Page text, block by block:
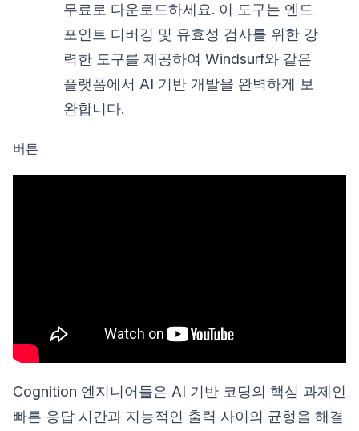
무료로 다운로드하세요. 이 도구는 엔드
포인트 디버깅 및 유효성 검사를 위한 강
력한 도구를 제공하여 Windsurf와 같은
플랫폼에서 AI 기반 개발을 완벽하게 보
완합니다.
버튼
Cognition 엔지니어들은 AI 기반 코딩의 핵심 과제인
빠른 응답 시간과 지능적인 출력 사이의 균형을 해결